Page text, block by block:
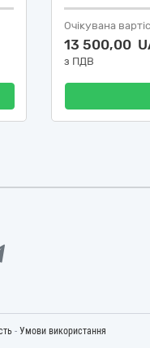
Очікувана
13 500,00
з ПДВ
- Умови використання